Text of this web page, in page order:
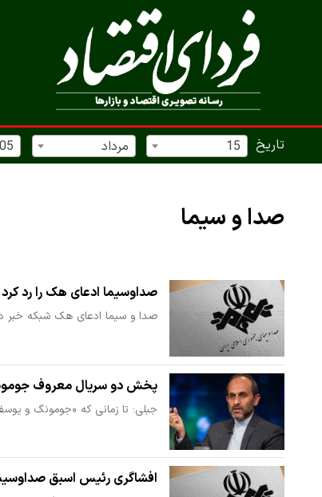
تاریخ 15 مرداد
صدا و سیما
صداوسیما ادعای هک را رد کرد
صدا و سیما ادعای هک شبکه خبر
پخش دو سریال معروف
جبلی: تا زمانی که «جومونگ و
افشاگری رئیس اسبق